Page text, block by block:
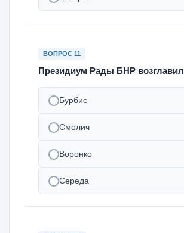
ВОПРОС 11
Президиум Рады БНР возглавил
Бурбис
Смолич
Воронко
Середа